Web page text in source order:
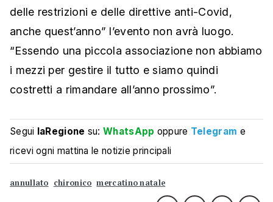
delle restrizioni e delle direttive anti-Covid,
anche quest’anno” l’evento non avrà luogo.
“Essendo una piccola associazione non abbiamo
i mezzi per gestire il tutto e siamo quindi
costretti a rimandare all’anno prossimo”.
Segui laRegione su:WhatsApp oppure Telegram e
ricevi ogni mattina le notizie principali
annullato chironico mercatino natale